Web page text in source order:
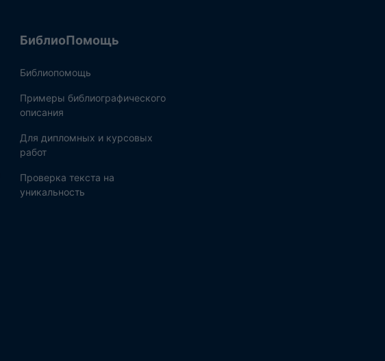
БиблиоПомощь
Библиопомощь
Примеры библиографического
описания
Для дипломных и курсовых
работ
Проверка текста на
уникальность